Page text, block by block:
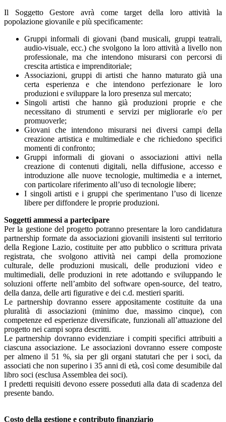
Il Soggetto Gestore avrà come target della loro attività la
popolazione giovanile e più specificamente:
Gruppi informali di giovani (band musicali, gruppi teatrali,
audio-visuale, ecc.) che svolgono la loro attività a livello non
professionale, ma che intendono misurarsi con percorsi di
crescita artistica e imprenditoriale;
Associazioni, gruppi di artisti che hanno maturato già una
certa esperienza e che intendono perfezionare le loro
produzioni e sviluppare la loro presenza sul mercato;
Singoli artisti che hanno già produzioni proprie e che
necessitano di strumenti e servizi per migliorarle e/o per
promuoverle;
Giovani che intendono misurarsi nei diversi campi della
creazione artistica e multimediale e che richiedono specifici
momenti di confronto;
Gruppi informali di giovani o associazioni attivi nella
creazione di contenuti digitali, nella diffusione, accesso e
introduzione alle nuove tecnologie, multimedia e a internet,
con particolare riferimento all’uso di tecnologie libere;
I singoli artisti e i gruppi che sperimentano l’uso di licenze
libere per diffondere le proprie produzioni.
Soggetti ammessi a partecipare
Per la gestione del progetto potranno presentare la loro candidatura
partnership formate da associazioni giovanili insistenti sul territorio
della Regione Lazio, costituite per atto pubblico o scrittura privata
registrata, che svolgono attività nei campi della promozione
culturale, delle produzioni musicali, delle produzioni video e
multimediali, delle produzioni in rete adottando e sviluppando le
soluzioni offerte nell’ambito del software open-source, del teatro,
della danza, delle arti figurative e dei c.d. mestieri spariti.
Le partnership dovranno essere appositamente costituite da una
pluralità di associazioni (minimo due, massimo cinque), con
competenze ed esperienze diversificate, funzionali all’attuazione del
progetto nei campi sopra descritti.
Le partnership dovranno evidenziare i compiti specifici attribuiti a
ciascuna associazione. Le associazioni dovranno essere composte
per almeno il 51 %, sia per gli organi statutari che per i soci, da
associati che non superino i 35 anni di età, così come desumibile dal
libro soci (esclusa Assemblea dei soci).
I predetti requisiti devono essere posseduti alla data di scadenza del
presente bando.
Costo della gestione e contributo finanziario